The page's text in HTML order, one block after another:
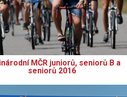
MČR juniorů, seniorů B a
seniorů 2016